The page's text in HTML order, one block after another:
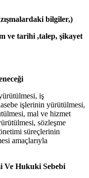
bilgiler,)
ve tarihi ,talep, şikayet
iş
işlerinin yürütülmesi,
mal ve hizmet
sözleşme
süreçlerinin
amaçlarıyla
Ve Hukuki Sebebi